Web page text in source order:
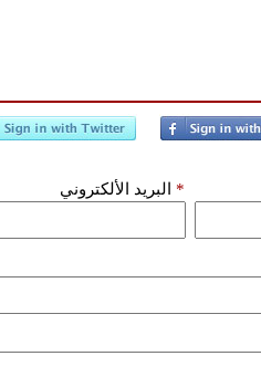
البريد الألكتروني *